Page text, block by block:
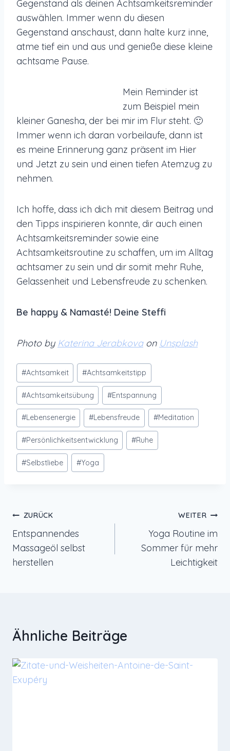
Gegenstand als deinen Achtsamkeitsreminder
auswählen. Immer wenn du diesen
Gegenstand anschaust, dann halte kurz inne,
atme tief ein und aus und genieße diese kleine
achtsame Pause.
Mein Reminder ist
zum Beispiel mein
kleiner Ganesha, der bei mir im Flur steht. 🙂
Immer wenn ich daran vorbeilaufe, dann ist
es meine Erinnerung ganz präsent im Hier
und Jetzt zu sein und einen tiefen Atemzug zu
nehmen.
Ich hoffe, dass ich dich mit diesem Beitrag und
den Tipps inspirieren konnte, dir auch einen
Achtsamkeitsreminder sowie eine
Achtsamkeitsroutine zu schaffen, um im Alltag
achtsamer zu sein und dir somit mehr Ruhe,
Gelassenheit und Lebensfreude zu schenken.
Be happy & Namasté! Deine Steffi
Photo by Katerina Jerabkovaon Unsplash
Schlagworte:
#Achtsamkeit #Achtsamkeitstipp
#Achtsamkeitsübung #Entspannung
#Lebensenergie #Lebensfreude #Meditation
#Persönlichkeitsentwicklung #Ruhe
#Selbstliebe #Yoga
Beitragsnavigation
ZURÜCK
Entspannendes
Massageöl selbst
herstellen
WEITER
Yoga Routine im
Sommer für mehr
Leichtigkeit
Ähnliche Beiträge